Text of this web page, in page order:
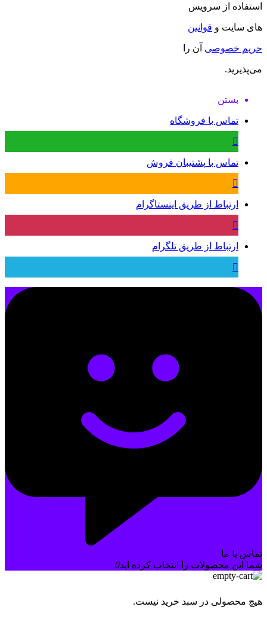
استفاده از سرویس
های سایت و قوانین
حریم خصوصی آن را
می‌پذیرید.
بستن
تماس با فروشگاه
تماس با پشتیبان فروش
ارتباط از طریق اینستاگرام
ارتباط از طریق تلگرام
تماس با ما
شما این محصولات را انتخاب کرده اید0
هیچ محصولی در سبد خرید نیست.